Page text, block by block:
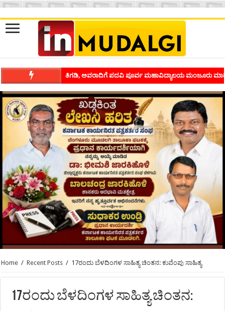
ತಿಗಡಿ, ಅವರಾದಿಗೆ ಪದವಿ ಪೂರ್ವ ಮಹಾವಿದ್ಯಾಲಯ ಮಂಜೂರು
Home / Recent Posts / 17ರಂದು ಬೆಳದಿಂಗಳ ಸಾಹಿತ್ಯ ಚಿಂತನ: ಕುವೆಂಪು ಸಾಹಿತ್ಯ
17ರಂದು ಬೆಳದಿಂಗಳ ಸಾಹಿತ್ಯ ಚಿಂತನ: